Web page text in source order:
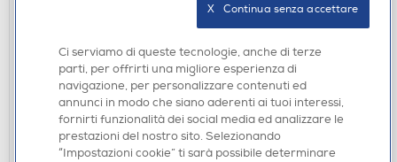
AAAMAZE - POLTRONA PC PREMIUM ÉCLIPSE-
€ 249,00
Acquisto online: disponibile
Ritiro in negozio in 30' gratuito:verifica
AGGIUNGI
Ci serviamo di queste tecnologie, anche di terze
parti, per offrirti una migliore esperienza di
navigazione, per personalizzare contenuti ed
annunci in modo che siano aderenti ai tuoi interessi,
fornirti funzionalità dei social media ed analizzare le
prestazioni del nostro sito. Selezionando
“Impostazioni cookie” ti sarà possibile determinare
X   Continua senza accettare